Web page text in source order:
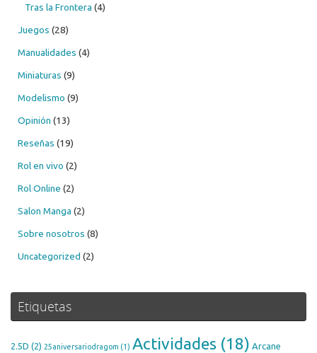
Tras la Frontera (4)
Juegos (28)
Manualidades (4)
Miniaturas (9)
Modelismo (9)
Opinión (13)
Reseñas (19)
Rol en vivo (2)
Rol Online (2)
Salon Manga (2)
Sobre nosotros (8)
Uncategorized (2)
Etiquetas
2.5D (2) 25aniversariodragom (1) Actividades (18) Arcane